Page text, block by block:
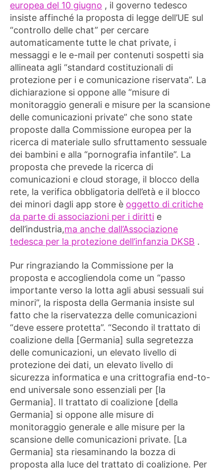
europea del 10 giugno , il governo tedesco
insiste affinché la proposta di legge dell’UE sul
“controllo delle chat” per cercare
automaticamente tutte le chat private, i
messaggi e le e-mail per contenuti sospetti sia
allineata agli “standard costituzionali di
protezione per i e comunicazione riservata”. La
dichiarazione si oppone alle “misure di
monitoraggio generali e misure per la scansione
delle comunicazioni private” che sono state
proposte dalla Commissione europea per la
ricerca di materiale sullo sfruttamento sessuale
dei bambini e alla “pornografia infantile”. La
proposta che prevede la ricerca di
comunicazioni e cloud storage, il blocco della
rete, la verifica obbligatoria dell’età e il blocco
dei minori dagli app store è oggetto di critiche
da parte di associazioni per i diritti e
dell’industria,ma anche dall’Associazione
tedesca per la protezione dell’infanzia DKSB .
Pur ringraziando la Commissione per la
proposta e accogliendola come un “passo
importante verso la lotta agli abusi sessuali sui
minori”, la risposta della Germania insiste sul
fatto che la riservatezza delle comunicazioni
“deve essere protetta”. “Secondo il trattato di
coalizione della [Germania] sulla segretezza
delle comunicazioni, un elevato livello di
protezione dei dati, un elevato livello di
sicurezza informatica e una crittografia end-to-
end universale sono essenziali per [la
Germania]. Il trattato di coalizione [della
Germania] si oppone alle misure di
monitoraggio generale e alle misure per la
scansione delle comunicazioni private. [La
Germania] sta riesaminando la bozza di
proposta alla luce del trattato di coalizione. Per